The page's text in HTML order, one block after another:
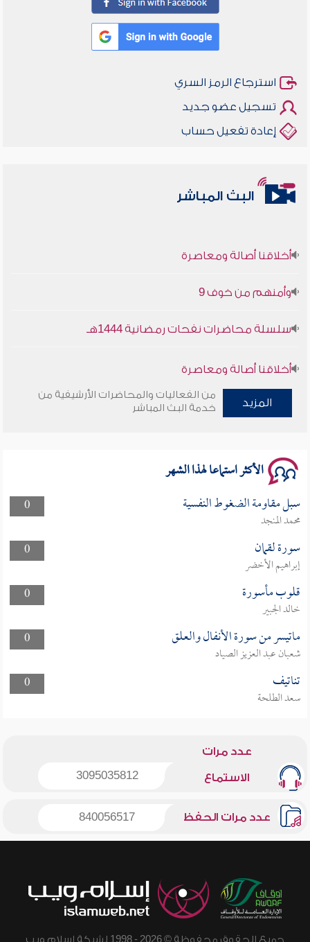
استرجاع الرمز السري
تسجيل عضو جديد
إعادة تفعيل حساب
البث المباشر
أخلاقنا أصالة ومعاصرة
وأمنهم من خوف 9
سلسلة محاضرات نفحات رمضانية 1444هـ
أخلاقنا أصالة ومعاصرة
وأمنهم من خوف 9
المزيد
من الفعاليات والمحاضرات الأرشيفية من
خدمة البث المباشر
الأكثر استماعا لهذا الشهر
0 سبل مقاومة الضغوط النفسية
محمد المنجد
0
سورة لقمان
إبراهيم الأخضر
0
قلوب مأسورة
خالد الجبير
0
ماتيسر من سورة الأنفال والعلق
شعبان عبد العزيز الصياد
0
تناتيف
سعد الطلحة
عدد مرات
الاستماع 3095035812
عدد مرات الحفظ 840056517
جميع الحقوق محفوظة © 2026 - 1998 لشبكة إسلام ويب